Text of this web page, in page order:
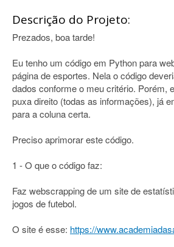
Descrição do Projeto:
Prezados, boa tarde!
Eu tenho um código em Python para
página de esportes. Nela o código
dados conforme o meu critério. Porém,
puxa direito (todas as informações), já
para a coluna certa.
Preciso aprimorar este código.
1 - O que o código faz:
Faz webscrapping de um site de
jogos de futebol.
O site é esse: https://